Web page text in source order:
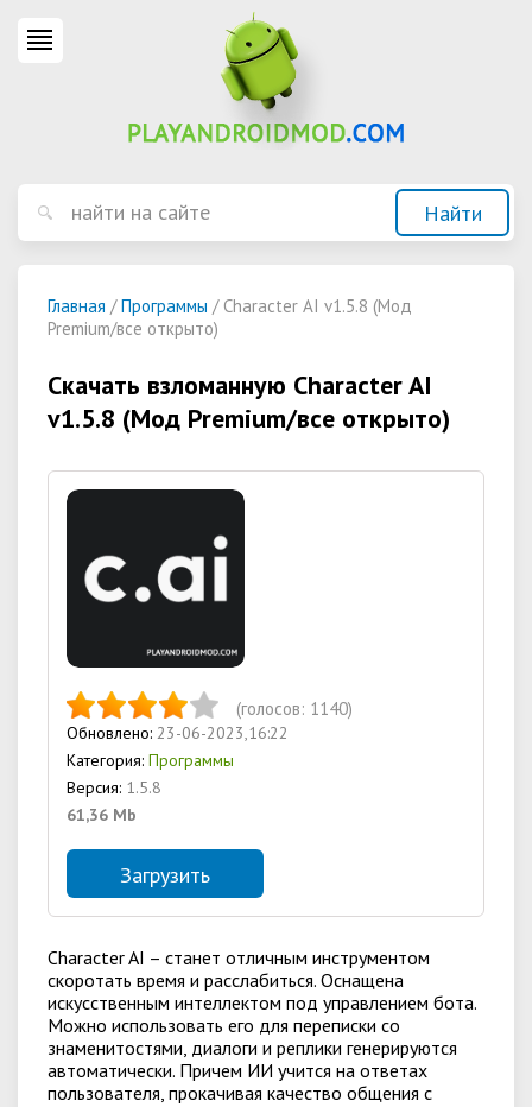
Главная /Программы / Character AI v1.5.8 (Мод
Premium/все открыто)
Скачать взломанную Character AI
v1.5.8 (Мод Premium/все открыто)
(голосов: 1140)
Обновлено: 23-06-2023,16:22
Категория: Программы
Версия: 1.5.8
61,36 Mb
Загрузить
Character AI – станет отличным инструментом
скоротать время и расслабиться. Оснащена
искусственным интеллектом под управлением бота.
Можно использовать его для переписки со
знаменитостями, диалоги и реплики генерируются
автоматически. Причем ИИ учится на ответах
пользователя, прокачивая качество общения с